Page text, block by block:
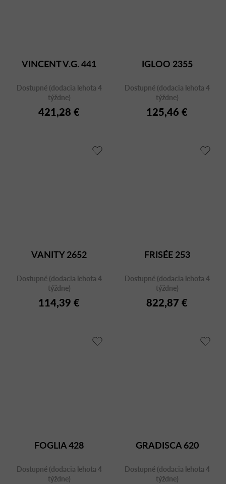
VINCENT V.G. 441
Dostupné (dodacia lehota 4
týždne)
421,28 €
IGLOO 2355
Dostupné (dodacia lehota 4
týždne)
125,46 €
VANITY 2652
Dostupné (dodacia lehota 4
týždne)
114,39 €
FRISÉE 253
Dostupné (dodacia lehota 4
týždne)
822,87 €
FOGLIA 428
Dostupné (dodacia lehota 4
týždne)
GRADISCA 620
Dostupné (dodacia lehota 4
týždne)